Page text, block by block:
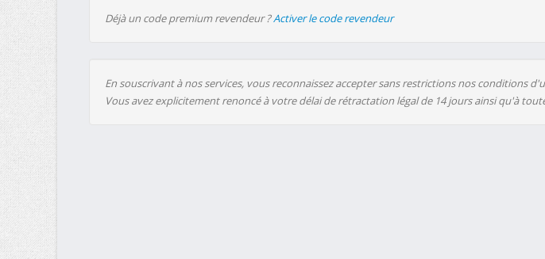
Déjà un code premium revendeur ?Activer le code revendeur
En souscrivant à nos services, vous reconnaissez accepter sans restrictions nos conditions
Vous avez explicitement renoncé à votre délai de rétractation légal de 14 jours ainsi qu'à